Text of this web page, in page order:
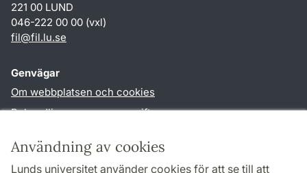
Användning av cookies
Lunds universitet använder cookies för att se till att
221 00 LUND
046-222 00 00 (vxl)
fil@fil.lu.se
Genvägar
Om webbplatsen och cookies
Behandling av personuppgifter
TYPO3-login